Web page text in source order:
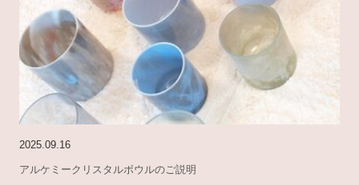
2025.09.16
アルケミークリスタルボウルのご説明